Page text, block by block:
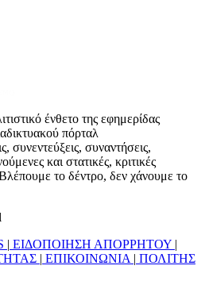
ένθετο της εφημερίδας
πόρταλ
συναντήσεις,
και στατικές, κριτικές
το δέντρο, δεν χάνουμε το
| ΕΙΔΟΠΟΙΗΣΗ ΑΠΟΡΡΗΤΟΥ |
| ΕΠΙΚΟΙΝΩΝΙΑ | ΠΟΛΙΤΗΣ